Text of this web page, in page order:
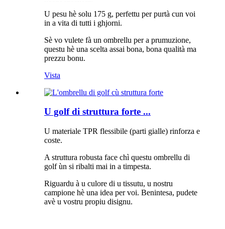
U pesu hè solu 175 g, perfettu per purtà cun voi
in a vita di tutti i ghjorni.
Sè vo vulete fà un ombrellu per a prumuzione,
questu hè una scelta assai bona, bona qualità ma
prezzu bonu.
Vista
U golf di struttura forte ...
U materiale TPR flessibile (parti gialle) rinforza e
coste.
A struttura robusta face chì questu ombrellu di
golf ùn si ribalti mai in a timpesta.
Riguardu à u culore di u tissutu, u nostru
campione hè una idea per voi. Benintesa, pudete
avè u vostru propiu disignu.